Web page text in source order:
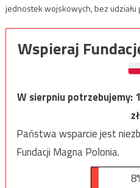
jednostek wojskowych, bez udziału
Wspieraj
W sierpniu potrzebujemy:
Państwa wsparcie jest
Fundacji Magna Polonia.